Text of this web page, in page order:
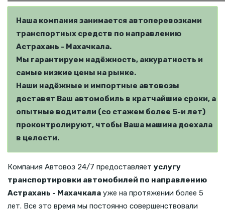
Наша компания занимается автоперевозками
транспортных средств по направлению
Астрахань - Махачкала.
Мы гарантируем надёжность, аккуратность и
самые низкие цены на рынке.
Наши надёжные и импортные автовозы
доставят Ваш автомобиль в кратчайшие сроки, а
опытные водители (со стажем более 5-и лет)
проконтролируют, чтобы Ваша машина доехала
в целости.
Компания Автовоз 24/7 предоставляет услугу
транспортировки автомобилей по направлению
Астрахань - Махачкала уже на протяжении более 5
лет. Все это время мы постоянно совершенствовали